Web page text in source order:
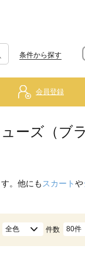
条件から探す
会員登録
ーズ（ブ
。他にも スカートや
全色 件数 80件